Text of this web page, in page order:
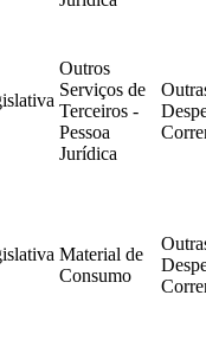
Outros
Serviços de
Terceiros -
Pessoa
Jurídica
Material de
Consumo